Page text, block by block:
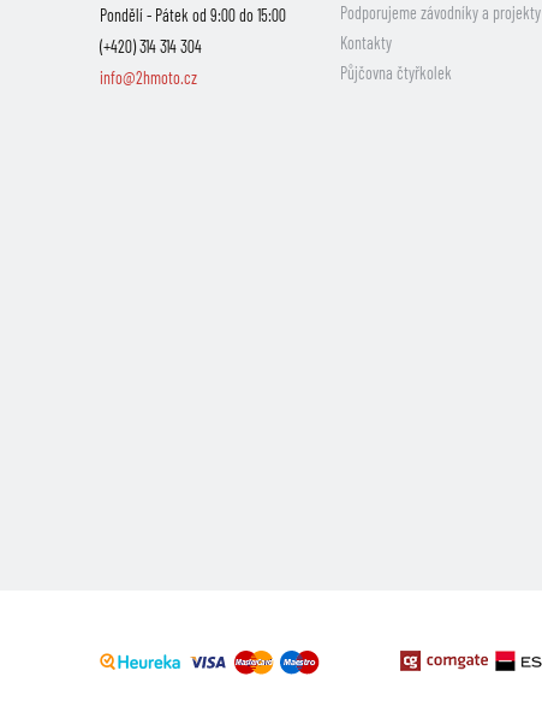
Pondělí - Pátek od 9:00 do 15:00
(+420) 314 314 304
info@2hmoto.cz
Podporujeme závodníky a projekty
Kontakty
Půjčovna čtyřkolek